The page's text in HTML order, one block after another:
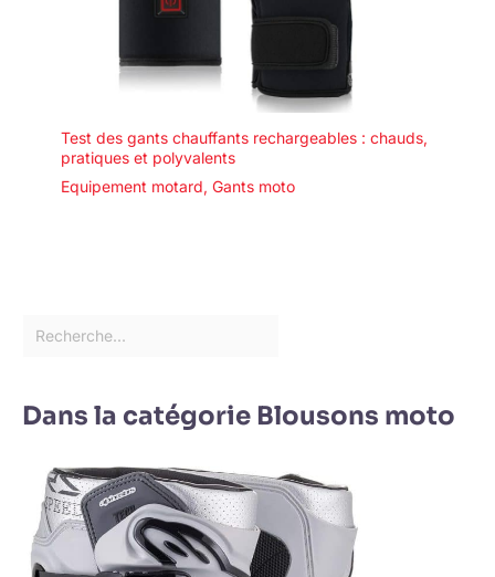
Test des gants chauffants rechargeables : chauds,
pratiques et polyvalents
Equipement motard, Gants moto
Dans la catégorie Blousons moto